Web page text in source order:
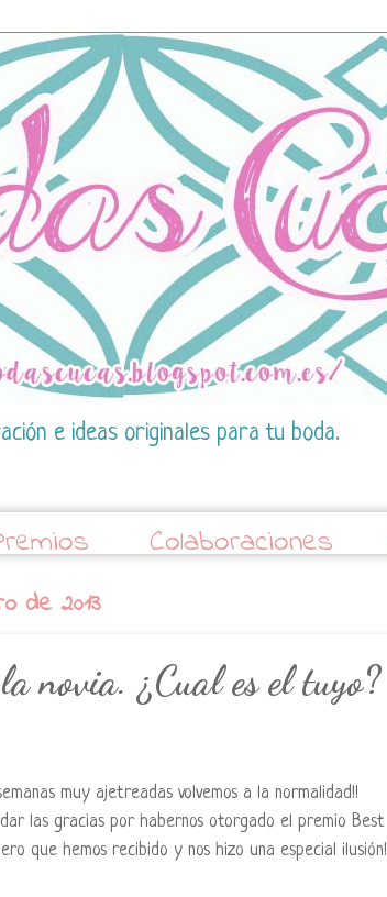
e ideas originales para tu boda.
Colaboraciones
de 2013
novia. ¿Cual es el tuyo?
muy ajetreadas volvemos a la normalidad!!
las gracias por habernos otorgado el premio Best
que hemos recibido y nos hizo una especial ilusión!